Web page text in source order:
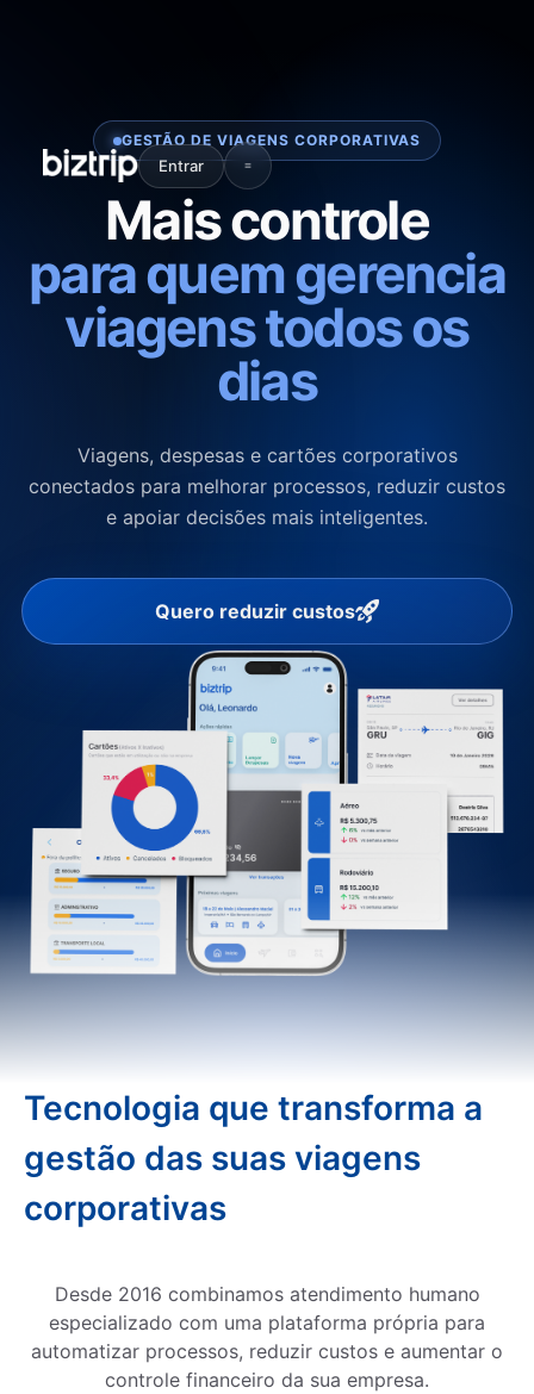
Entrar
GESTÃO DE VIAGENS CORPORATIVAS
Mais controle
para quem gerencia
viagens todos os
dias
Viagens, despesas e cartões corporativos
conectados para melhorar processos, reduzir custos
e apoiar decisões mais inteligentes.
Quero reduzir custos
Tecnologia que transforma a
gestão das suas viagens
corporativas
Desde 2016 combinamos atendimento humano
especializado com uma plataforma própria para
automatizar processos, reduzir custos e aumentar o
controle financeiro da sua empresa.